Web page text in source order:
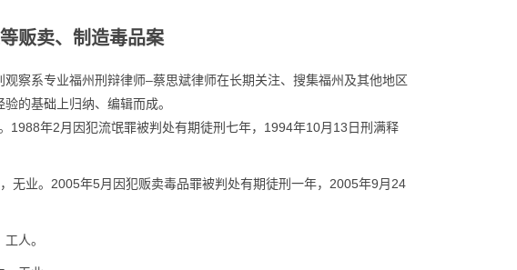
贩卖、制造毒品案
察系专业福州刑辩律师–蔡思斌律师在长期关注、搜集福州及其他地区
的基础上归纳、编辑而成。
1988年2月因犯流氓罪被判处有期徒刑七年，1994年10月13日刑满释
无业。2005年5月因犯贩卖毒品罪被判处有期徒刑一年，2005年9月24
人。